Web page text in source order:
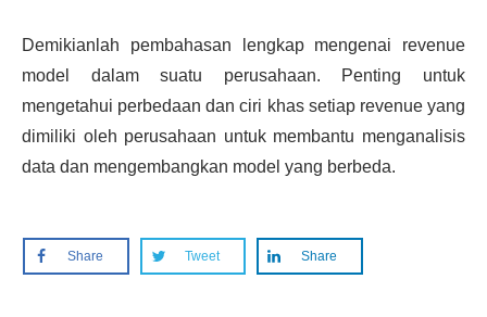
Demikianlah pembahasan lengkap mengenai revenue
model dalam suatu perusahaan. Penting untuk
mengetahui perbedaan dan ciri khas setiap revenue yang
dimiliki oleh perusahaan untuk membantu menganalisis
data dan mengembangkan model yang berbeda.
Share Tweet Share